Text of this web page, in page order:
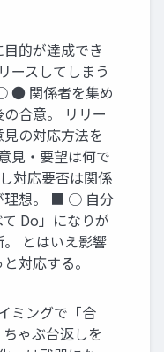
的が達成でき
ースしてしまう
● 関係者を集め
合意。 リリー
の対応方法を
見・要望は何で
対応要否は関係
理想。 ■ ○ 自分
Do」になりが
とはいえ影響
対応する。
ミングで「合
ゃぶ台返しを